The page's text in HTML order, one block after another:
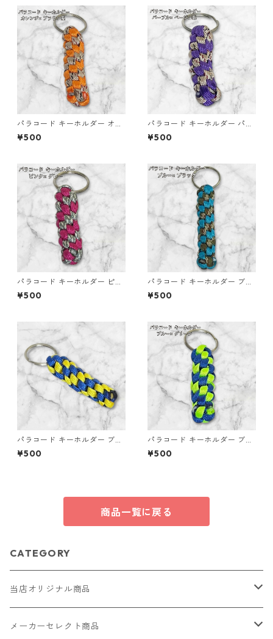
パラコード キーホルダー オレ
ンジ ブラウン系 編み込み s35
¥500
パラコード キーホルダー パー
プル ベージュ系 編み込み s34
¥500
パラコード キーホルダー ピン
ク グレー 編み込み s28
¥500
パラコード キーホルダー ブル
ー ブラック 編み込み s16
¥500
パラコード キーホルダー ブル
ー イエロー 編み込み s32
¥500
パラコード キーホルダー ブル
ー グリーン 編み込み s33
¥500
商品一覧に戻る
CATEGORY
当店オリジナル商品
レザー（革）
メーカーセレクト商品